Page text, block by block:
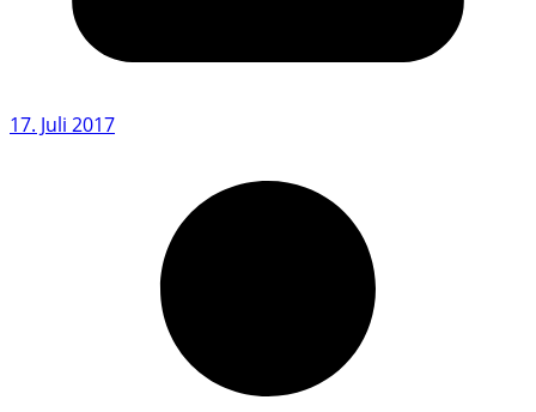
17. Juli 2017